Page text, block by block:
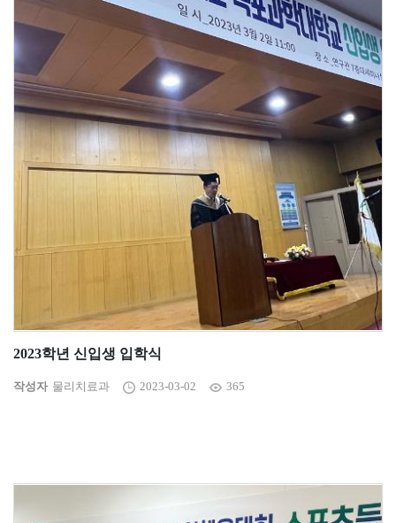
2023학년 신입생 입학식
작성자 물리치료과 2023-03-02 365